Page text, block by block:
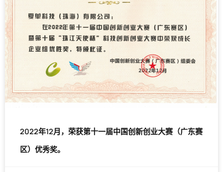
2022年12月，荣获第十一届中国创新创业大赛（广东赛
区）优秀奖。